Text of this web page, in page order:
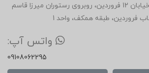
میدان انقلاب، ابتدای خیابان 12 فروردین، روبروی رستوران میرزا قاسم
فروردین، طبقه همکف، واحد 1
واتس آپ:
09108062295